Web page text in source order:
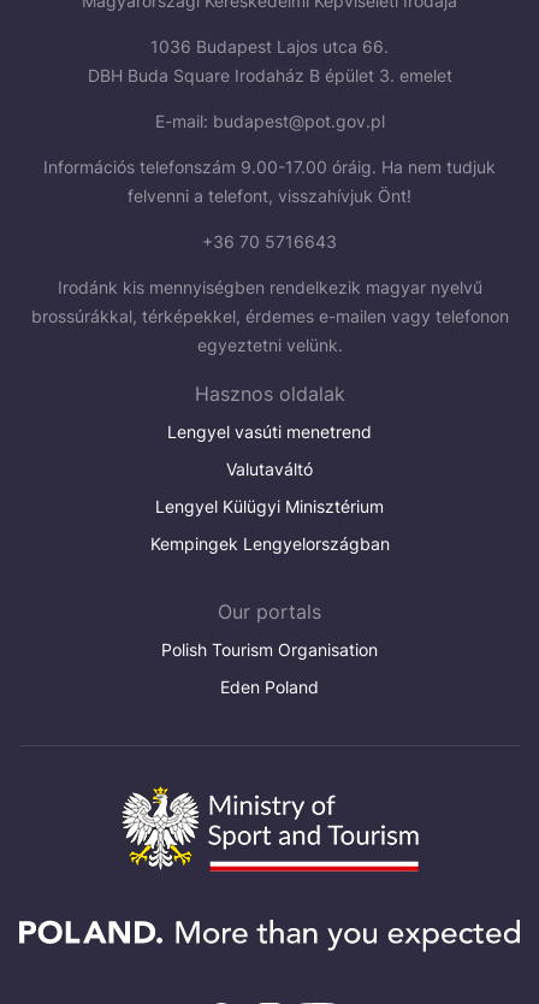
1036 Budapest Lajos utca 66.
DBH Buda Square Irodaház B épület 3. emelet
E-mail: budapest@pot.gov.pl
Információs telefonszám 9.00-17.00 óráig. Ha nem tudjuk
felvenni a telefont, visszahívjuk Önt!
+36 70 5716643
Irodánk kis mennyiségben rendelkezik magyar nyelvű
brossúrákkal, térképekkel, érdemes e-mailen vagy telefonon
egyeztetni velünk.
Hasznos oldalak
Lengyel vasúti menetrend
Valutaváltó
Lengyel Külügyi Minisztérium
Kempingek Lengyelországban
Our portals
Polish Tourism Organisation
Eden Poland